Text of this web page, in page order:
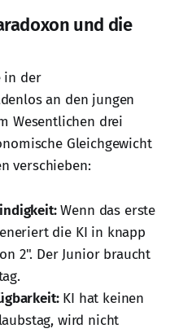
und die
in der
an den jungen
Wesentlichen drei
Gleichgewicht
verschieben:
Wenn das erste
die KI in knapp
2". Der Junior braucht
KI hat keinen
wird nicht